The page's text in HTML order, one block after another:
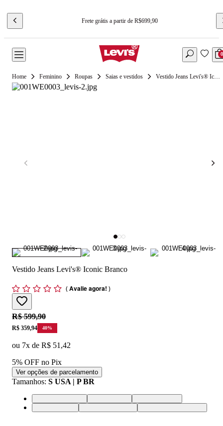
Frete grátis a partir de R$699,90
0
Feminino Roupas Saias e vestidos Vestido Jeans Levi's® Iconic Branco
Vestido Jeans Levi's® Iconic Branco
(Avalie agora! )
Original price:
R$ 599,90
Price:
R$ 359,94 40%
ou 7x de R$ 51,42
5% OFF no Pix
Ver opções de parcelamento
Tamanhos: S USA | P BR
XS USA | PP BRS USA | P BRM USA | M BR
L USA | G BRXL USA | GG BRXXL USA | EGG BR